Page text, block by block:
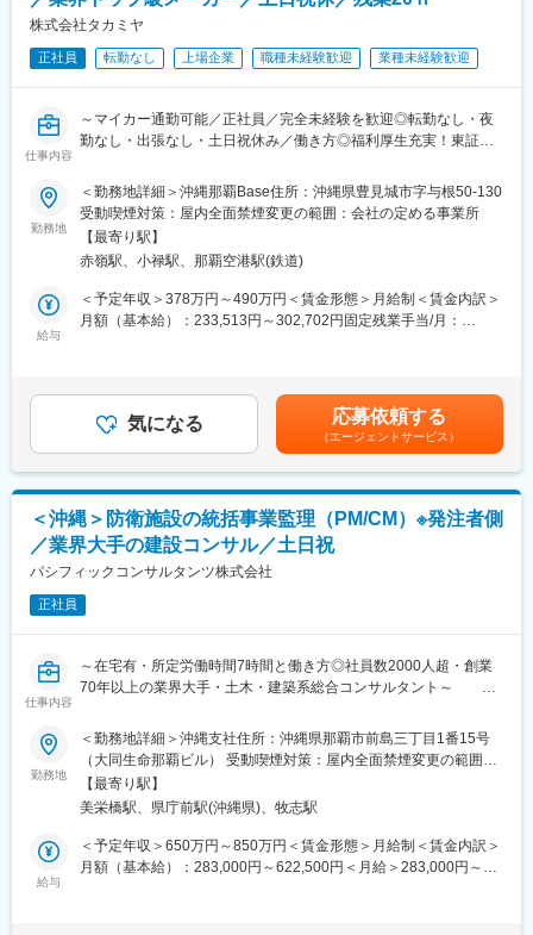
■働き方：
完全週休2日制（土日祝休）・年休121日に加えて、残業時間を削
減するための取り組みを積極的に行っています。
PCの利用時間を20時までに制限し、ライフワークバランスを大切
にしています。直行直帰も状況に応じて可能で、働きやすい環境
が整っています。
■キャリアパス：
新卒4年目で所長代理の実績があり、30代前半で課長や所長に昇
進している社員も多くいます。
成長意欲のある方には重要なポストへの登用を積極的に行ってお
■企業の特徴／魅力：
成長意欲のある人材を高く評価し、重要なポストへの登用を積極
的に行っています。若手の意見を尊重し、新規事業の立ち上げや
若手を営業所の所長に抜擢するなど、活躍の場を広げています。
変更の範囲：会社の定める業務
株式会社タカミヤ
正社員 転勤なし 上場企業 職種未経験歓迎 業種未経験歓迎
仕事内容
～マイカー通勤可能／正社員／完全未経験を歓迎◎転勤なし・夜
勤なし・出張なし・土日祝休み／働き方◎福利厚生充実！東証ス
◎安定企業で長く働ける環境
└東証スタンダード上場・業界トップシェアの仮設資材メーカー
└軽仮設機材のレンタル専属企業では業界1100社中、唯一の上場
企業で財務体制安定！
◎生産管理や品質管理のご経験から入社実績あり
業界トップシェアを誇る仮設資材メーカーの当社にて、【仮設資
材の管理業務】をお任せします！
・資材運搬車の搬入、搬出の確認作業（出荷検査、返却資材の数
量確認など）
・在庫状況管理
・PCでの各データ入力作業
・協力会社への指示、打ち合わせ
■教育体制：
OJTで丁寧に教えます！(当社は未経験から入社事例が多数で定着
◎)
勉強会の開催も検討しているので、商品知識の習得も可能です◎
■1日の流れ
7：30～8：30 出社・朝礼／入庫トラックの受付
～12：00 在庫確認／出荷チェック／協力会社との整備打合せ
～13：00 昼休憩
～17：45 協力会社の整備生産数の確認／翌日以降の整備スケジ
ュール検討
勤務地
＜勤務地詳細＞沖縄那覇Base住所：沖縄県豊見城市字与根50-130
受動喫煙対策：屋内全面禁煙変更の範囲：会社の定める事業所
【最寄り駅】
赤嶺駅、小禄駅、那覇空港駅(鉄道)
給与
＜予定年収＞378万円～490万円＜賃金形態＞月給制＜賃金内訳＞
月額（基本給）：233,513円～302,702円固定残業手当/月：
験、能力を考慮し決定します。※賞与とは別にインセンティブの支
給があります（上記想定年収には含んでいません）。賃金はあく
までも目安の金額であり、選考を通じて上下する可能性がありま
す。月給(月額)は固定手当を含めた表記です。
気になる 応募依頼する
（エージェントサービス）
＜沖縄＞防衛施設の統括事業監理（PM/CM）※発注者側
／業界大手の建設コンサル／土日祝
パシフィックコンサルタンツ株式会社
正社員
仕事内容
～在宅有・所定労働時間7時間と働き方◎社員数2000人超・創業
70年以上の業界大手・土木・建築系総合コンサルタント～
業界最大手・土木・建築系総合コンサルタントである当社にて、
沖縄における防衛施設の統括事業監理業務としてPM(プロジェク
トマネジメント）、CM（コンストラクションマネジメントをお任
せいたします。
■業務詳細：
・沖縄の防衛事業に関する土木（造成、舗装等）、建築（総合・
勤務地
＜勤務地詳細＞沖縄支社住所：沖縄県那覇市前島三丁目1番15号
（大同生命那覇ビル） 受動喫煙対策：屋内全面禁煙変更の範囲：
会社の定める事業所
【最寄り駅】
美栄橋駅、県庁前駅(沖縄県)、牧志駅
給与
＜予定年収＞650万円～850万円＜賃金形態＞月給制＜賃金内訳＞
月額（基本給）：283,000円～622,500円＜月給＞283,000円～